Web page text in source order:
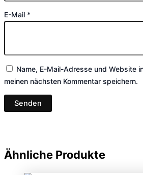
E-Mail *
Name, E-Mail-Adresse und Website
meinen nächsten Kommentar speichern.
Ähnliche Produkte